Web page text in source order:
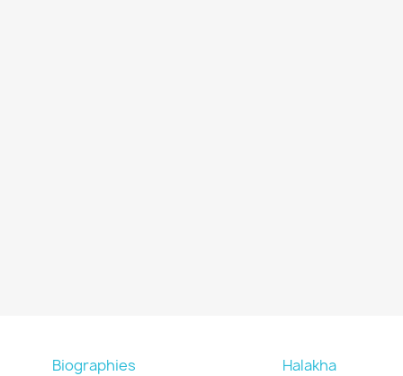
Biographies Halakha